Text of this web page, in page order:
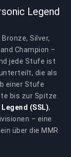
Legend
Silver,
Champion –
jede Stufe ist
die als
einer Stufe
bis zur Spitze.
(SSL),
– eine
über die MMR